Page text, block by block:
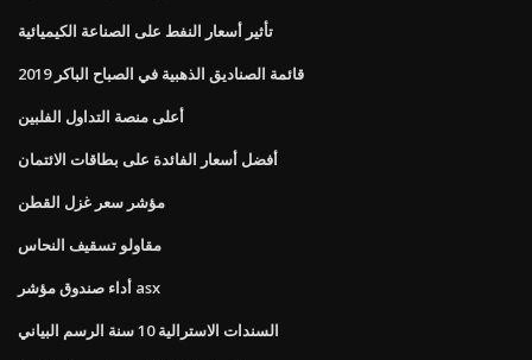
تأثير أسعار النفط على الصناعة الكيميائية
قائمة الصناديق الذهبية في الصباح الباكر 2019
أعلى منصة التداول الفلبين
أفضل أسعار الفائدة على بطاقات الائتمان
مؤشر سعر غزل القطن
مقاولو تسقيف النحاس
أداء صندوق مؤشر asx
السندات الاسترالية 10 سنة الرسم البياني